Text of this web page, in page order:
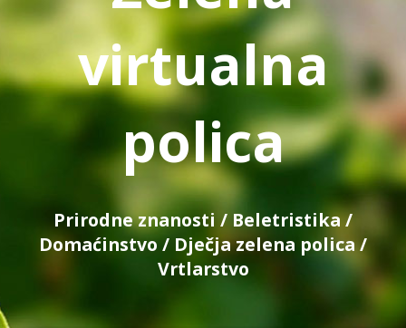
virtualna
polica
Prirodne znanosti / Beletristika/
Domaćinstvo / Dječja zelena polica /
Vrtlarstvo